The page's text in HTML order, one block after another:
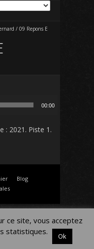
/ 09 Repons E
00:00
: 2021. Piste 1.
Blog
ce site, vous acceptez
statistiques.
Ok